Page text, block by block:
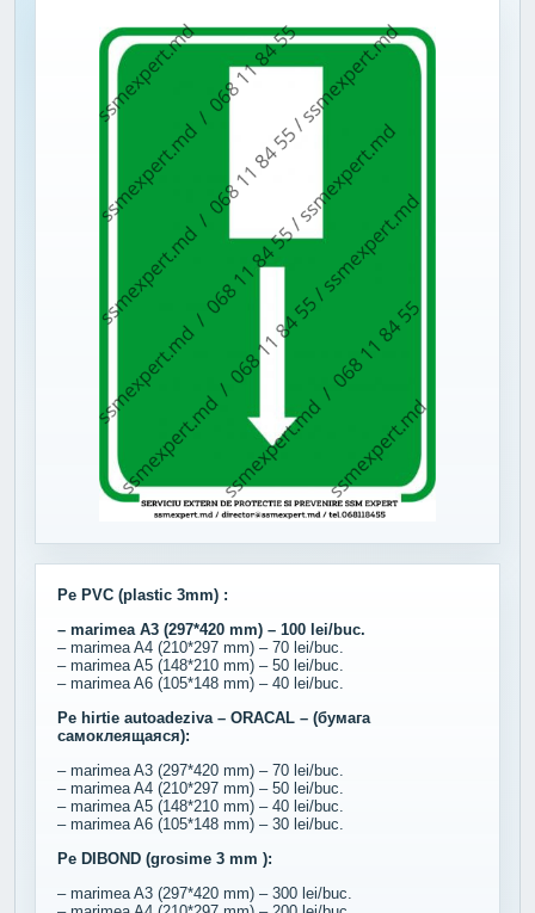
Pe PVC (plastic 3mm) :
– marimea A3 (297*420 mm) – 100 lei/buc.
– marimea A4 (210*297 mm) – 70 lei/buc.
– marimea A5 (148*210 mm) – 50 lei/buc.
– marimea A6 (105*148 mm) – 40 lei/buc.
Pe hirtie autoadeziva – ORACAL – (бумага
самоклеящаяся):
– marimea A3 (297*420 mm) – 70 lei/buc.
– marimea A4 (210*297 mm) – 50 lei/buc.
– marimea A5 (148*210 mm) – 40 lei/buc.
– marimea A6 (105*148 mm) – 30 lei/buc.
Pe DIBOND (grosime 3 mm ):
– marimea A3 (297*420 mm) – 300 lei/buc.